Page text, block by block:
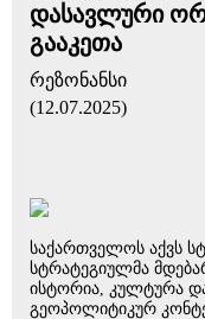
დასავლური
გააკეთა
რეზონანსი
(12.07.2025)
საქართველოს აქვს
სტრატეგიულმა
ისტორია, კულტურა
გეოპოლიტიკურ